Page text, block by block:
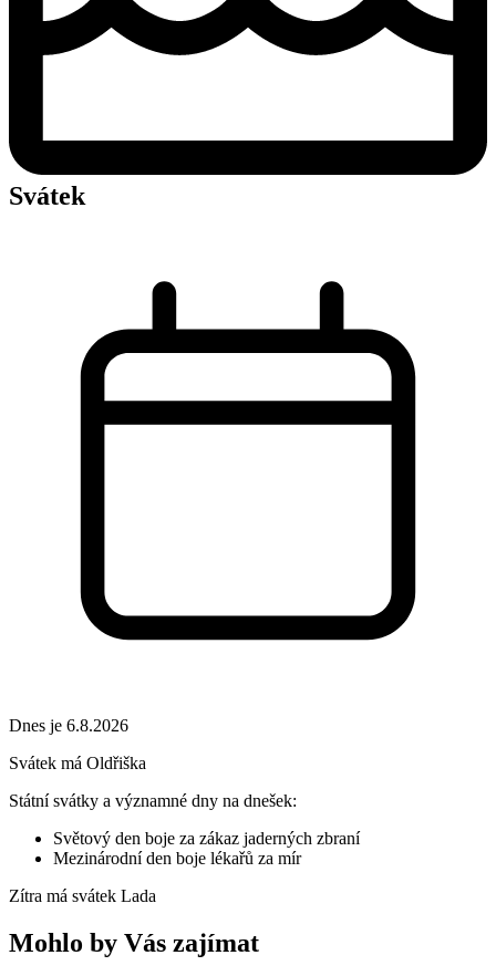
Svátek
Dnes je 6.8.2026
Svátek má Oldřiška
Státní svátky a významné dny na dnešek:
Světový den boje za zákaz jaderných zbraní
Mezinárodní den boje lékařů za mír
Zítra má svátek Lada
Mohlo by Vás zajímat